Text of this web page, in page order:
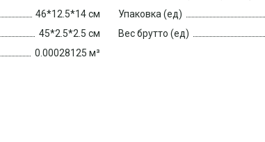
46*12.5*14 см
45*2.5*2.5 см
0.00028125 м³
Упаковка (ед)
Вес брутто (ед)